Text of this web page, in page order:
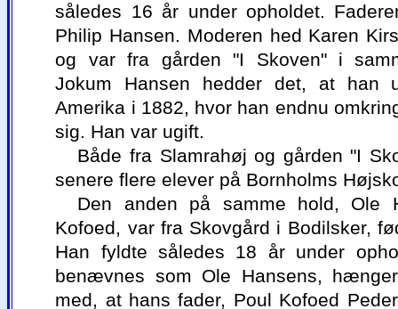
således 16 år under opholdet.
Philip Hansen. Moderen hed Karen
og var fra gården "I Skoven" i
Jokum Hansen hedder det, at han
Amerika i 1882, hvor han endnu
sig. Han var ugift.
Både fra Slamrahøj og gården "I
senere flere elever på Bornholms
Den anden på samme hold, Ole
Kofoed, var fra Skovgård i Bodilsker,
Han fyldte således 18 år under
benævnes som Ole Hansens,
med, at hans fader, Poul Kofoed